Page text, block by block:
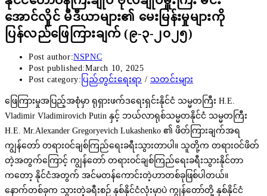
အောင်လှိုင် မီဒီယာများ၏ မေးမြန်းမှုများကို
ပြန်လည်ဖြေကြားချက် (၉-၃-၂၀၂၅)
Post author:NSPNC
Post published:March 10, 2025
Post category: ပြည်တွင်းရေးရာ / သတင်းများ
ဖြေကြားမှုအပြည့်အစုံမှာ ရုရှားဖက်ဒရေးရှင်းနိုင်ငံ သမ္မတကြီး H.E.
Vladimir Vladimirovich Putin နှင့် ဘယ်လာရုစ်သမ္မတနိုင်ငံ သမ္မတကြီး
H.E. Mr.Alexander Gregoryevich Lukashenko ၏ ဖိတ်ကြားချက်အရ
ကျွန်တော် တရားဝင်ချစ်ကြည်ရေးခရီးသွားတာပါ။ သူတို့က တရားဝင်ဖိတ်
တဲ့အတွက်ကြောင့် ကျွန်တော် တရားဝင်ချစ်ကြည်ရေးခရီးသွားနိုင်တာ
ကတော့ နိုင်ငံအတွက် အင်မတန်ကောင်းတဲ့ဟာတစ်ခုဖြစ်ပါတယ်။
နောက်တစ်ခုက သွားတဲ့ခရီးစဉ် နှစ်နိုင်ငံလုံးမှာပဲ ကျွန်တော်တို့ နှစ်နိုင်ငံ